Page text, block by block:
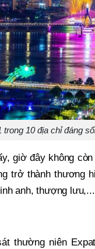
trong 10 địa chỉ đáng
giờ đây không
trở thành thương
anh, thượng
thường niên